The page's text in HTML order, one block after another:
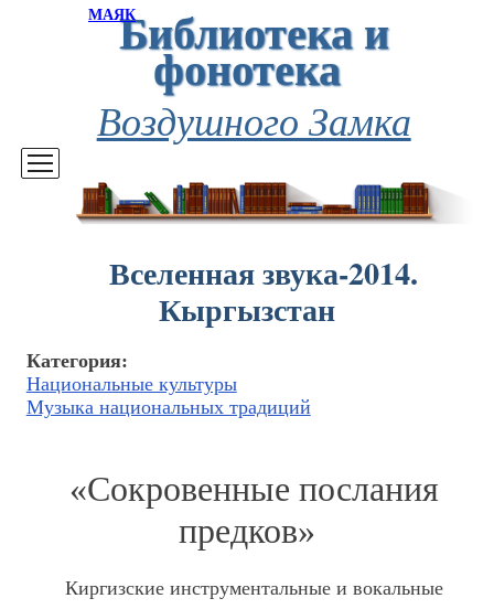
МАЯКБиблиотека и
фонотека
Воздушного Замка
Вселенная звука-2014.
Кыргызстан
Категория:
Национальные культуры
Музыка национальных традиций
«Сокровенные послания
предков»
Киргизские инструментальные и вокальные